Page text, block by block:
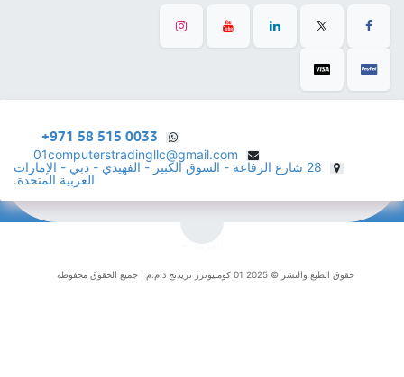
+971 58 515 0033
01computerstradingllc@gmail.com
28 شارع الرفاعة - السوق الكبير - الفهيدي - دبي - الإمارات
العربية المتحدة.
حقوق الطبع والنشر © 2025 01 كومبيوترز تريدنج ذ.م.م | جميع الحقوق محفوظة